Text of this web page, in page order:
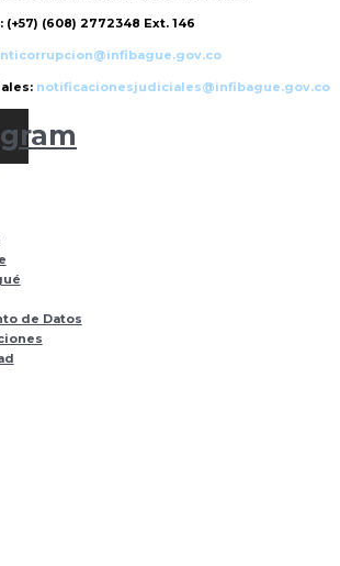
(+57) (608) 2772348 Ext. 146
notificacionesjudiciales@infibague.gov.co
de Datos